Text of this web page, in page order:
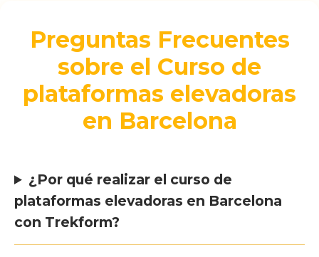
Preguntas Frecuentes
sobre el Curso de
plataformas elevadoras
en Barcelona
¿Por qué realizar el curso de
plataformas elevadoras en Barcelona
con Trekform?